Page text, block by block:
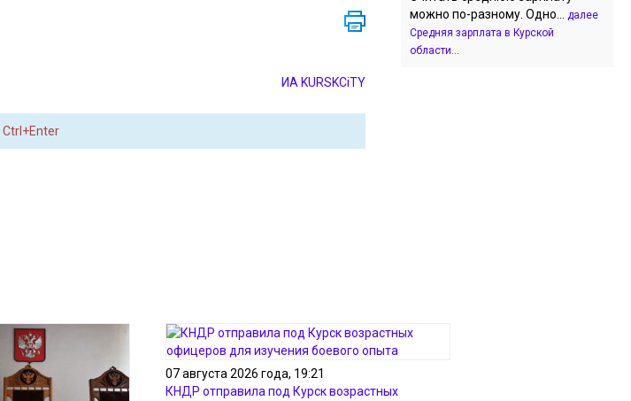
ИА KURSKCiTY
Ctrl+Enter
07 августа 2026 года, 19:21
КНДР отправила под Курск возрастных
можно по-разному. Одно... далее
Средняя зарплата в Курской
области...